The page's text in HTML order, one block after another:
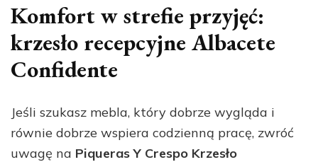
Komfort w strefie przyjęć:
krzesło recepcyjne Albacete
Confidente
Jeśli szukasz mebla, który dobrze wygląda i
równie dobrze wspiera codzienną pracę, zwróć
uwagę na Piqueras Y Crespo Krzesło